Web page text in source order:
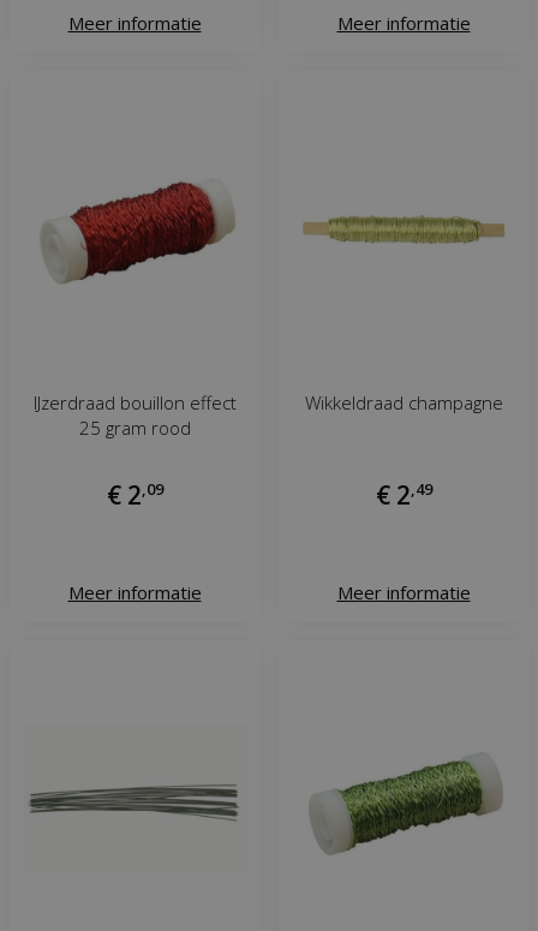
Meer informatie Meer informatie
IJzerdraad bouillon effect
25 gram rood
€ 2 09
Meer informatie
Wikkeldraad champagne
€ 2 49
Meer informatie